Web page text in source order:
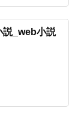
説_web小説